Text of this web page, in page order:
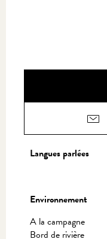
Langues parlées
Langues parlées
Environnement
Environnement
A la campagne
Bord de rivière